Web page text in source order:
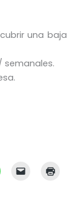
una baja
semanales.